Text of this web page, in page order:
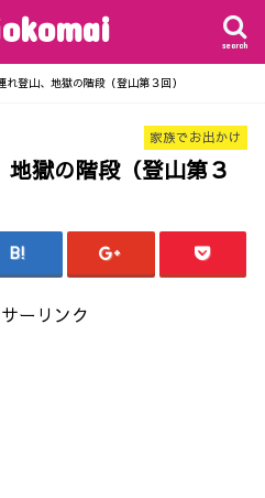
search
れ登山、地獄の階段（登山第３回）
家族でお出かけ
獄の階段（登山第３
ーリンク